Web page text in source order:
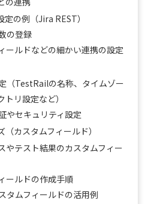
の例（Jira REST）
の登録
ールドなどの細かい連携の設定
（TestRailの名称、タイムゾー
トリ設定など）
やセキュリティ設定
カスタムフィールド）
やテスト結果のカスタムフィー
ールドの作成手順
タムフィールドの活用例